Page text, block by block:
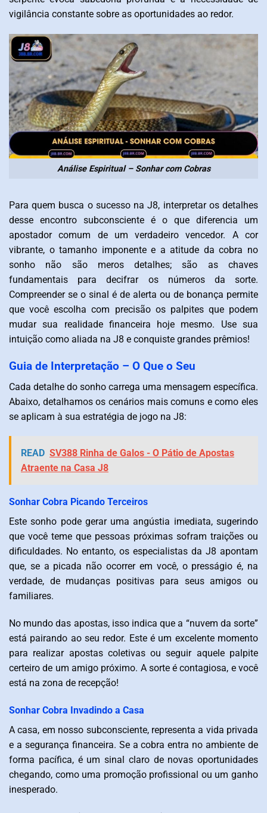
vigilância constante sobre as oportunidades ao redor.
Análise Espiritual – Sonhar com Cobras
Para quem busca o sucesso na J8, interpretar os detalhes
desse encontro subconsciente é o que diferencia um
apostador comum de um verdadeiro vencedor. A cor
vibrante, o tamanho imponente e a atitude da cobra no
sonho não são meros detalhes; são as chaves
fundamentais para decifrar os números da sorte.
Compreender se o sinal é de alerta ou de bonança permite
que você escolha com precisão os palpites que podem
mudar sua realidade financeira hoje mesmo. Use sua
intuição como aliada na J8 e conquiste grandes prêmios!
Guia de Interpretação – O Que o Seu
Cada detalhe do sonho carrega uma mensagem específica.
Abaixo, detalhamos os cenários mais comuns e como eles
se aplicam à sua estratégia de jogo na J8:
READ SV388 Rinha de Galos - O Pátio de Apostas
Atraente na Casa J8
Sonhar Cobra Picando Terceiros
Este sonho pode gerar uma angústia imediata, sugerindo
que você teme que pessoas próximas sofram traições ou
dificuldades. No entanto, os especialistas da J8 apontam
que, se a picada não ocorrer em você, o presságio é, na
verdade, de mudanças positivas para seus amigos ou
familiares.
No mundo das apostas, isso indica que a “nuvem da sorte”
está pairando ao seu redor. Este é um excelente momento
para realizar apostas coletivas ou seguir aquele palpite
certeiro de um amigo próximo. A sorte é contagiosa, e você
está na zona de recepção!
Sonhar Cobra Invadindo a Casa
A casa, em nosso subconsciente, representa a vida privada
e a segurança financeira. Se a cobra entra no ambiente de
forma pacífica, é um sinal claro de novas oportunidades
chegando, como uma promoção profissional ou um ganho
inesperado.